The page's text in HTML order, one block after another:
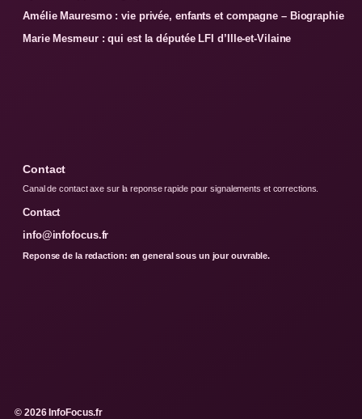
Amélie Mauresmo : vie privée, enfants et compagne – Biographie
Marie Mesmeur : qui est la députée LFI d’Ille-et-Vilaine
Contact
Canal de contact axe sur la reponse rapide pour signalements et corrections.
Contact
info@infofocus.fr
Reponse de la redaction: en general sous un jour ouvrable.
© 2026 InfoFocus.fr